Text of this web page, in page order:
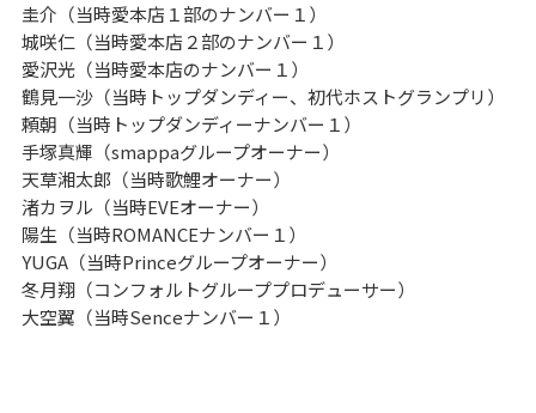
圭介（当時愛本店１部のナンバー１）
城咲仁（当時愛本店２部のナンバー１）
愛沢光（当時愛本店のナンバー１）
鶴見一沙（当時トップダンディー、初代ホストグランプリ）
頼朝（当時トップダンディーナンバー１）
手塚真輝（smappaグループオーナー）
天草湘太郎（当時歌鯉オーナー）
渚カヲル（当時EVEオーナー）
陽生（当時ROMANCEナンバー１）
YUGA（当時Princeグループオーナー）
冬月翔（コンフォルトグループプロデューサー）
大空翼（当時Senceナンバー１）